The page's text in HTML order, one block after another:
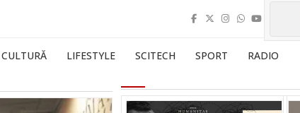
CULTURĂ LIFESTYLE SCITECH SPORT RADIO